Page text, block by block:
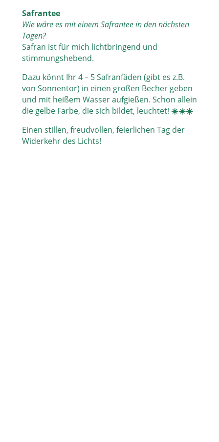
Safrantee
Wie wäre es mit einem Safrantee in den nächsten
Tagen?
Safran ist für mich lichtbringend und
stimmungshebend.
Dazu könnt Ihr 4 – 5 Safranfäden (gibt es z.B.
von Sonnentor) in einen großen Becher geben
und mit heißem Wasser aufgießen. Schon allein
die gelbe Farbe, die sich bildet, leuchtet! ☀☀☀
Einen stillen, freudvollen, feierlichen Tag der
Widerkehr des Lichts!